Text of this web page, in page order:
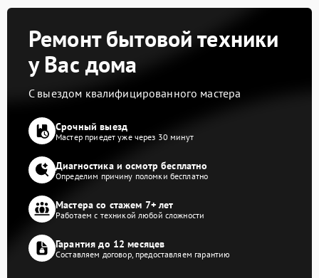
Ремонт бытовой техники
у Вас дома
С выездом квалифицированного мастера
Срочный выезд
Мастер приедет уже через 30 минут
Диагностика и осмотр бесплатно
Определим причину поломки бесплатно
Мастера со стажем 7+ лет
Работаем с техникой любой сложности
Гарантия до 12 месяцев
Составляем договор, предоставляем гарантию